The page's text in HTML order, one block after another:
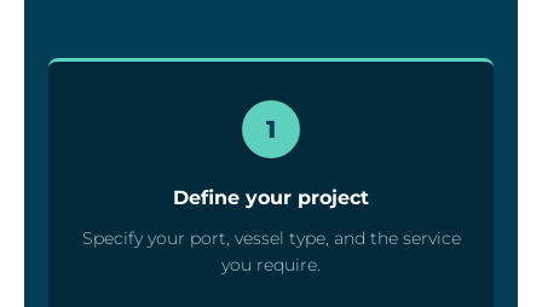
1
Define your project
Specify your port, vessel type, and the service
you require.